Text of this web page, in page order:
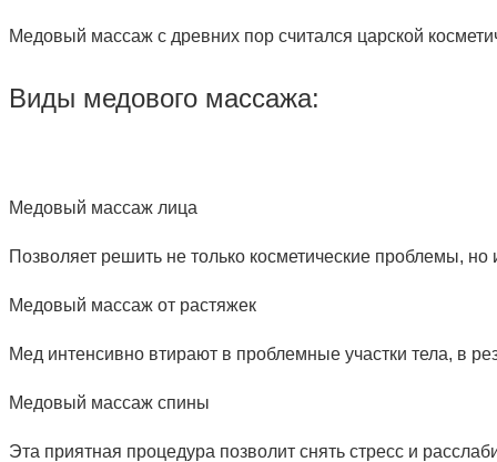
Медовый массаж с древних пор считался царской
Виды медового массажа:
Медовый массаж лица
Позволяет решить не только косметические проблемы,
Медовый массаж от растяжек
Мед интенсивно втирают в проблемные участки тела, в
Медовый массаж спины
Эта приятная процедура позволит снять стресс и